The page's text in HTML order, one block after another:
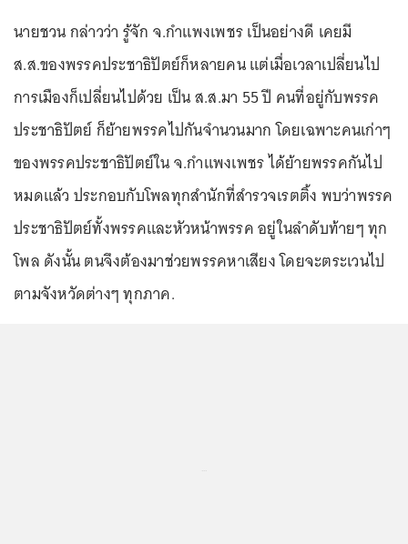
นายชวน กล่าวว่า รู้จัก จ.กำแพงเพชร เป็นอย่างดี เคยมี
ส.ส.ของพรรคประชาธิปัตย์ก็หลายคน แต่เมื่อเวลาเปลี่ยนไป
การเมืองก็เปลี่ยนไปด้วย เป็น ส.ส.มา 55 ปี คนที่อยู่กับพรรค
ประชาธิปัตย์ ก็ย้ายพรรคไปกันจำนวนมาก โดยเฉพาะคนเก่าๆ
ของพรรคประชาธิปัตย์ใน จ.กำแพงเพชร ได้ย้ายพรรคกันไป
หมดแล้ว ประกอบกับโพลทุกสำนักที่สำรวจเรตติ้ง พบว่าพรรค
ประชาธิปัตย์ทั้งพรรคและหัวหน้าพรรค อยู่ในลำดับท้ายๆ ทุก
โพล ดังนั้น ตนจึงต้องมาช่วยพรรคหาเสียง โดยจะตระเวนไป
ตามจังหวัดต่างๆ ทุกภาค.